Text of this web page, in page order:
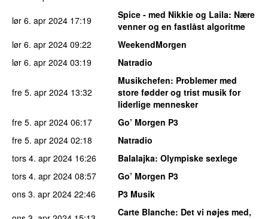
lør 6. apr 2024 17:19 Spice - med Nikkie og Laila: Nære
venner og en fastlåst algoritme
lør 6. apr 2024 09:22
WeekendMorgen
lør 6. apr 2024 03:19 Natradio
fre 5. apr 2024 13:32
Musikchefen: Problemer med
store fødder og trist musik for
liderlige mennesker
fre 5. apr 2024 06:17
Go’ Morgen P3
fre 5. apr 2024 02:18
Natradio
tors 4. apr 2024 16:26 Balalajka: Olympiske sexlege
tors 4. apr 2024 08:57
Go’ Morgen P3
ons 3. apr 2024 22:46
P3 Musik
Carte Blanche: Det vi nøjes med,